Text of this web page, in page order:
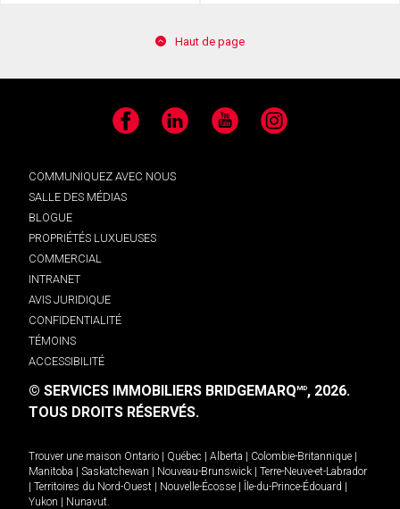
Haut de page
Facebook LinkedIn YouTube Instagram
COMMUNIQUEZ AVEC NOUS
SALLE DES MÉDIAS
BLOGUE
PROPRIÉTÉS LUXUEUSES
COMMERCIAL
INTRANET
AVIS JURIDIQUE
CONFIDENTIALITÉ
TÉMOINS
ACCESSIBILITÉ
© SERVICES IMMOBILIERS BRIDGEMARQMD, 2026.
TOUS DROITS RÉSERVÉS.
Trouver une maison Ontario | Québec | Alberta | Colombie-Britannique |
Manitoba | Saskatchewan | Nouveau-Brunswick | Terre-Neuve-et-Labrador
| Territoires du Nord-Ouest | Nouvelle-Écosse | Île-du-Prince-Édouard |
Yukon | Nunavut.